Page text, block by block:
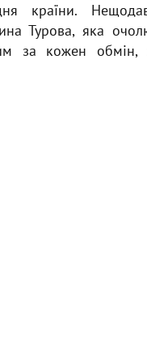
країни.
Турова, яка
за кожен